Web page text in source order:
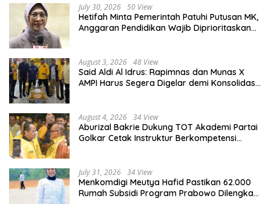
July 30, 2026 50 View
Hetifah Minta Pemerintah Patuhi Putusan MK,
Anggaran Pendidikan Wajib Diprioritaskan
August 3, 2026 48 View
Said Aldi Al Idrus: Rapimnas dan Munas X
AMPI Harus Segera Digelar demi Konsolidasi
August 4, 2026 34 View
Aburizal Bakrie Dukung TOT Akademi Partai
Golkar Cetak Instruktur Berkompetensi
July 31, 2026 34 View
Menkomdigi Meutya Hafid Pastikan 62.000
Rumah Subsidi Program Prabowo Dilengkapi